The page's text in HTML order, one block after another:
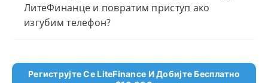
ЛитеФинанце и повратим приступ ако
изгубим телефон?
Региструјте Се LiteFinance И Добијте Бесплатно